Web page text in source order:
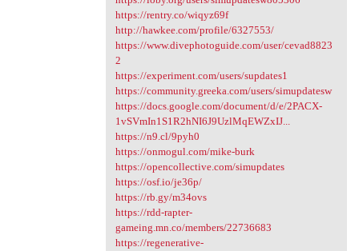
https://rentry.co/wiqyz69f
http://hawkee.com/profile/6327553/
https://www.divephotoguide.com/user/cevad8823
2
https://experiment.com/users/supdates1
https://community.greeka.com/users/simupdatesw
https://docs.google.com/document/d/e/2PACX-
1vSVmIn1S1R2hNI6J9UzlMqEWZxIJ...
https://n9.cl/9pyh0
https://onmogul.com/mike-burk
https://opencollective.com/simupdates
https://osf.io/je36p/
https://rb.gy/m34ovs
https://rdd-rapter-
gameing.mn.co/members/22736683
https://regenerative-